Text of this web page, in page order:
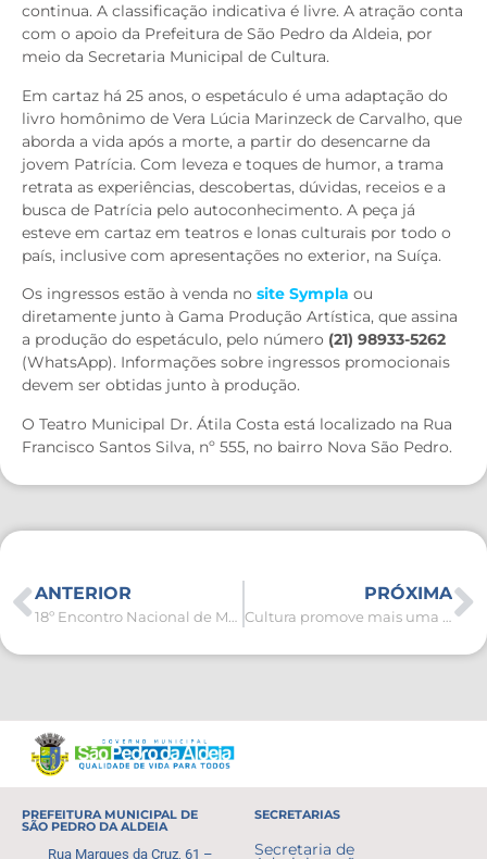
continua. A classificação indicativa é livre. A atração conta
com o apoio da Prefeitura de São Pedro da Aldeia, por
meio da Secretaria Municipal de Cultura.
Em cartaz há 25 anos, o espetáculo é uma adaptação do
livro homônimo de Vera Lúcia Marinzeck de Carvalho, que
aborda a vida após a morte, a partir do desencarne da
jovem Patrícia. Com leveza e toques de humor, a trama
retrata as experiências, descobertas, dúvidas, receios e a
busca de Patrícia pelo autoconhecimento. A peça já
esteve em cartaz em teatros e lonas culturais por todo o
país, inclusive com apresentações no exterior, na Suíça.
Os ingressos estão à venda no site Sympla ou
diretamente junto à Gama Produção Artística, que assina
a produção do espetáculo, pelo número (21) 98933-5262
(WhatsApp). Informações sobre ingressos promocionais
devem ser obtidas junto à produção.
O Teatro Municipal Dr. Átila Costa está localizado na Rua
Francisco Santos Silva, nº 555, no bairro Nova São Pedro.
ANTERIOR
18º Encontro Nacional de Motociclistas acontece neste fim de semana em São Pedro da Aldeia
PRÓXIMA
Cultura promove mais uma live tira-dúvidas sobre editais da Lei Paulo Gustavo neste sábado (09)
PREFEITURA MUNICIPAL DE
SÃO PEDRO DA ALDEIA
Rua Marques da Cruz, 61 –
SECRETARIAS
Secretaria de